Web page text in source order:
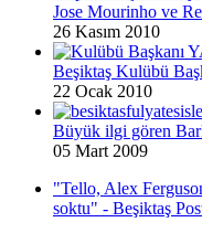
Jose Mourinho ve
26 Kasım 2010
Beşiktaş Kulübü
22 Ocak 2010
Büyük ilgi gören
05 Mart 2009
"Tello, Alex
soktu" - Beşiktaş